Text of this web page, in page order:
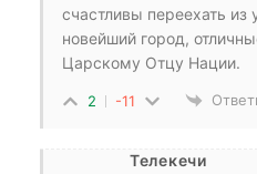
счастливы переехать из
новейший город,
Царскому Отцу Нации.
2 -11
Телекечи